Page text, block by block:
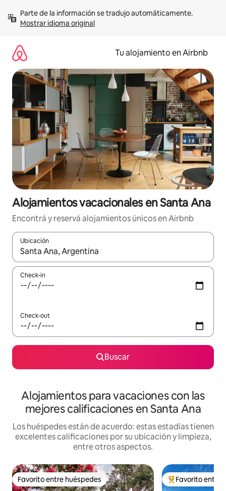
contenidoMostrar idioma original
Tu alojamiento en Airbnb
Alojamientos vacacionales en Santa Ana
Encontrá y reservá alojamientos únicos en Airbnb
Ubicación
Cuando los resultados estén disponibles, navegá con las
Check-in
Check-out
Buscar
Alojamientos para vacaciones con las
mejores calificaciones en Santa Ana
Los huéspedes están de acuerdo: estas estadías tienen
excelentes calificaciones por su ubicación y limpieza,
entre otros aspectos.
Favorito entre huéspedes
Favorito entre huéspedes Favorito entre
Favorito entre